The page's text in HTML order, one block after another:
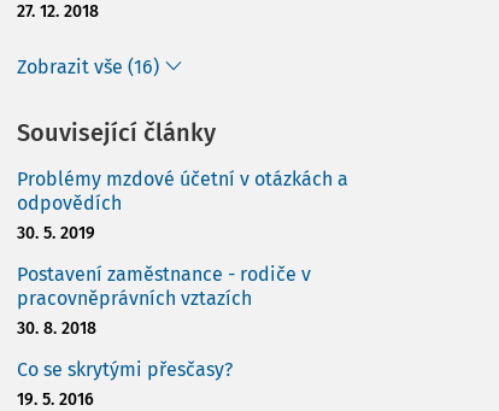
27. 12. 2018
Zobrazit vše (16)
Související články
Problémy mzdové účetní v otázkách a
odpovědích
30. 5. 2019
Postavení zaměstnance - rodiče v
pracovněprávních vztazích
30. 8. 2018
Co se skrytými přesčasy?
19. 5. 2016